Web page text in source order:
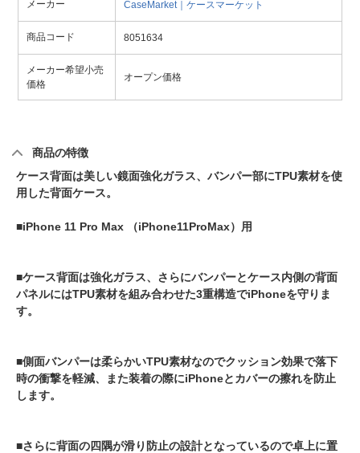
メーカー CaseMarket｜ケースマーケット
商品コード 8051634
メーカー希望小売
価格
オープン価格
商品の特徴
ケース背面は美しい鏡面強化ガラス、バンパー部にTPU素材を使
用した背面ケース。
■iPhone 11 Pro Max （iPhone11ProMax）用
■ケース背面は強化ガラス、さらにバンパーとケース内側の背面
パネルにはTPU素材を組み合わせた3重構造でiPhoneを守りま
す。
■側面バンパーは柔らかいTPU素材なのでクッション効果で落下
時の衝撃を軽減、また装着の際にiPhoneとカバーの擦れを防止
します。
■さらに背面の四隅が滑り防止の設計となっているので卓上に置